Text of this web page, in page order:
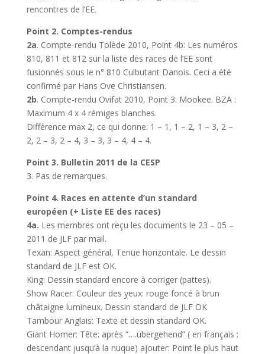
rencontres de l’EE.
Point 2. Comptes-rendus
2a. Compte-rendu Tolède 2010, Point 4b: Les numéros
810, 811 et 812 sur la liste des races de l’EE sont
fusionnés sous le n° 810 Culbutant Danois. Ceci a été
confirmé par Hans Ove Christiansen.
2b. Compte-rendu Ovifat 2010, Point 3: Mookee. BZA :
Maximum 4 x 4 rémiges blanches.
Différence max 2, ce qui donne: 1 – 1, 1 – 2, 1 – 3, 2 –
2, 2 – 3, 2 – 4, 3 – 3, 3 – 4, 4 – 4.
Point 3. Bulletin 2011 de la CESP
3. Pas de remarques.
Point 4. Races en attente d’un standard
européen (+ Liste EE des races)
4a. Les membres ont reçu les documents le 23 – 05 –
2011 de JLF par mail.
Texan: Aspect général, Tenue horizontale. Le dessin
standard de JLF est OK.
King: Dessin standard encore à corriger (pattes).
Show Racer: Couleur des yeux: rouge foncé à brun
châtaigne lumineux. Dessin standard de JLF OK
Tambour Anglais: Texte et dessin standard OK.
Giant Homer: Tête: après “….übergehend” ( en français :
descendant jusqu’à la nuque) ajouter: Point le plus haut